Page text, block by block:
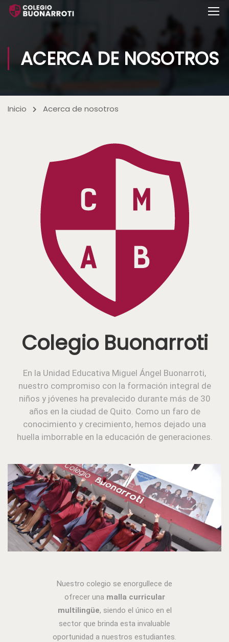
ACERCA DE NOSOTROS
Inicio Acerca de nosotros
Colegio Buonarroti
En la Unidad Educativa Miguel Ángel Buonarroti,
nuestro compromiso con la formación integral de
niños y jóvenes ha prevalecido durante más de 30
años en la ciudad de Quito. Como un faro de
conocimiento y crecimiento, hemos dejado una
huella imborrable en la educación de generaciones.
Nuestro colegio se enorgullece de
ofrecer una malla curricular
multilingüe, siendo el único en el
sector que brinda esta invaluable
oportunidad a nuestros estudiantes.